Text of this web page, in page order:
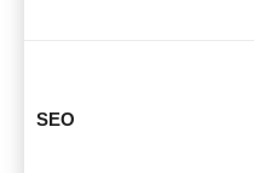
SEO